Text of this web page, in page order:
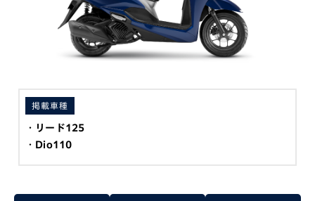
掲載車種
リード125
Dio110